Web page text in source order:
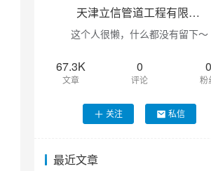
天津立信管道工程有限公司
这个人很懒，什么都没有留下～
67.3K
文章
0
评论
0
粉
关注 私信
最近文章